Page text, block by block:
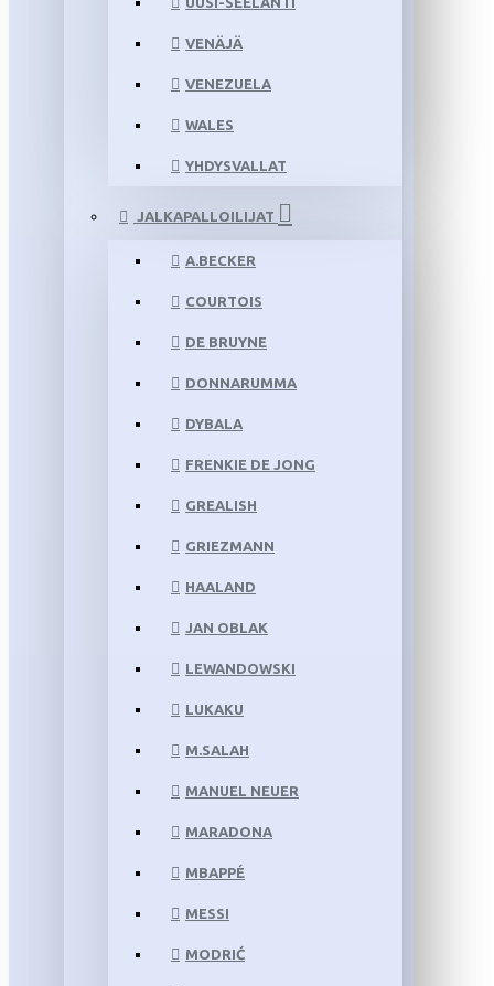
VENÄJÄ
VENEZUELA
WALES
YHDYSVALLAT
JALKAPALLOILIJAT
A.BECKER
COURTOIS
DE BRUYNE
DONNARUMMA
DYBALA
FRENKIE DE JONG
GREALISH
GRIEZMANN
HAALAND
JAN OBLAK
LEWANDOWSKI
LUKAKU
M.SALAH
MANUEL NEUER
MARADONA
MBAPPÉ
MESSI
MODRIĆ